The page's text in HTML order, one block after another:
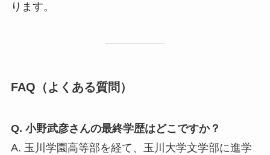
ります。
FAQ（よくある質問）
Q. 小野武彦さんの最終学歴はどこですか？
A. 玉川学園高等部を経て、玉川大学文学部に進学